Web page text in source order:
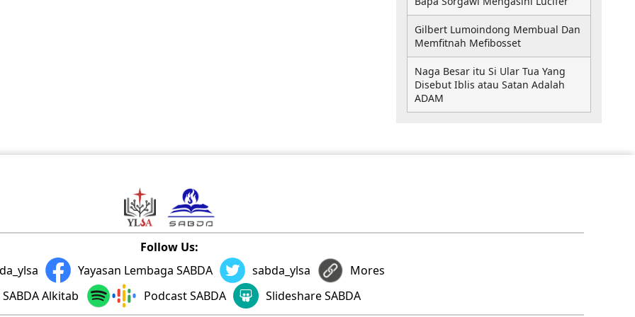
Gilbert Lumoindong Membual Dan
Memfitnah Mefibosset
Naga Besar itu Si Ular Tua Yang
Disebut Iblis atau Satan Adalah
ADAM
Follow Us:
Yayasan Lembaga SABDA sabda_ylsa
Mores
SABDA Alkitab
Podcast SABDA Slideshare SABDA